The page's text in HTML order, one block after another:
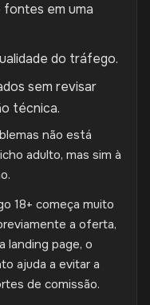
em uma
do tráfego.
sem revisar
técnica.
não está
adulto, mas sim à
18+ começa muito
a oferta,
landing page, o
ajuda a evitar a
de comissão.